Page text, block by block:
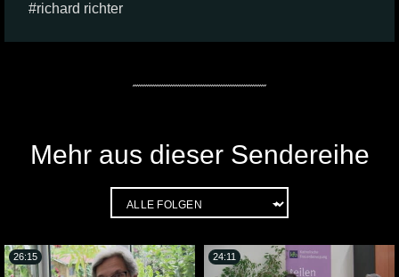
richard richter
Mehr aus dieser Sendereihe
26:15 24:11